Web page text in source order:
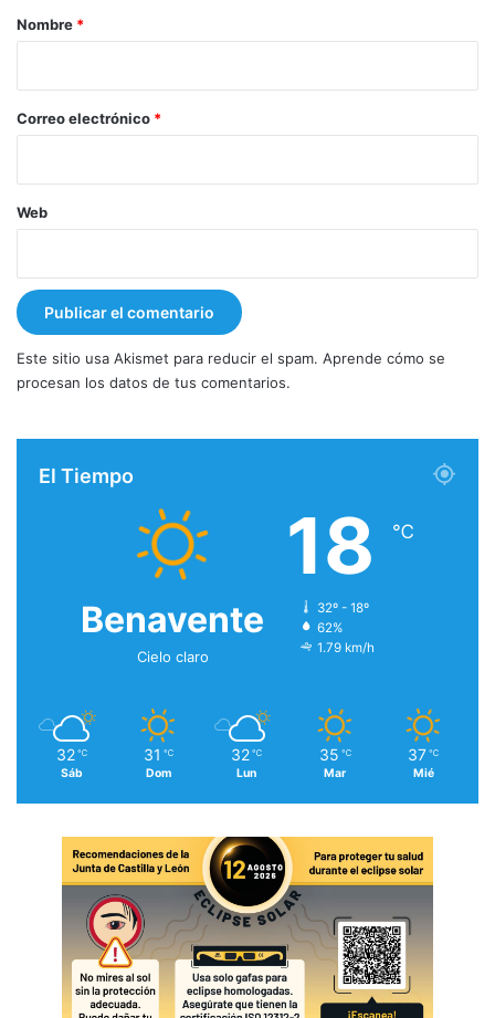
r
*
Nombre *
Correo electrónico *
Web
Este sitio usa Akismet para reducir el spam. Aprende cómo se
procesan los datos de tus comentarios.
El Tiempo
Benavente
Cielo claro
18 ℃
32º - 18º
62%
1.79 km/h
32 ℃
Sáb
31 ℃
Dom
32 ℃
Lun
35 ℃
Mar
37 ℃
Mié